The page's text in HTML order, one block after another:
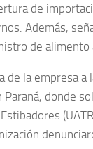
de
Además,
de alimento
de la empresa
Paraná, donde